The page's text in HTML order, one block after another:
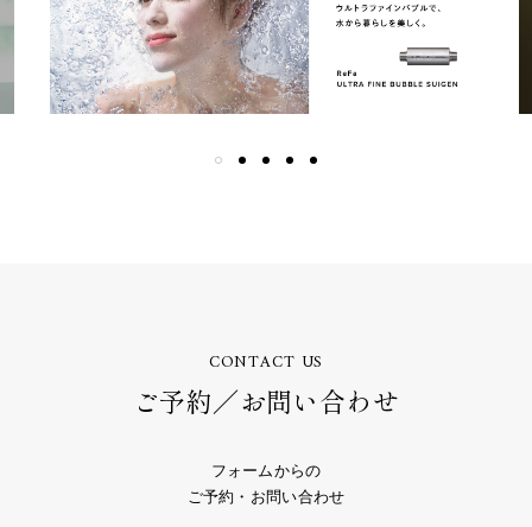
CONTACT US
ご予約／お問い合わせ
フォームからの
ご予約・お問い合わせ